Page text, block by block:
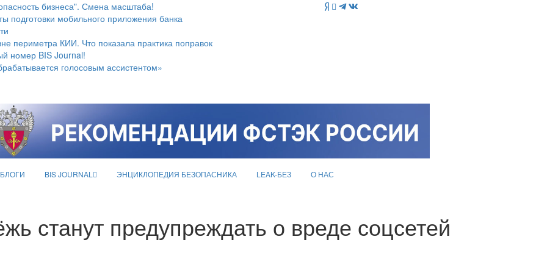
бизнеса". Смена масштаба!
подготовки мобильного приложения банка
периметра КИИ. Что показала практика поправок
номер BIS Journal!
голосовым ассистентом»
БЛОГИ BIS JOURNAL ЭНЦИКЛОПЕДИЯ БЕЗОПАСНИКА LEAK-БЕЗ О НАС
станут предупреждать о вреде соцсетей